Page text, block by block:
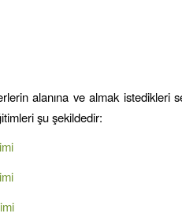
alanına ve almak istedikleri
şu şekildedir: